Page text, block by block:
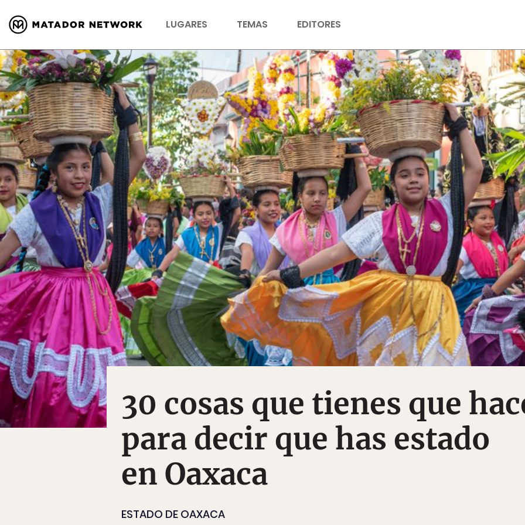
LUGARES TEMAS EDITORES
30 cosas que tienes que
para decir que has estado
en Oaxaca
ESTADO DE OAXACA